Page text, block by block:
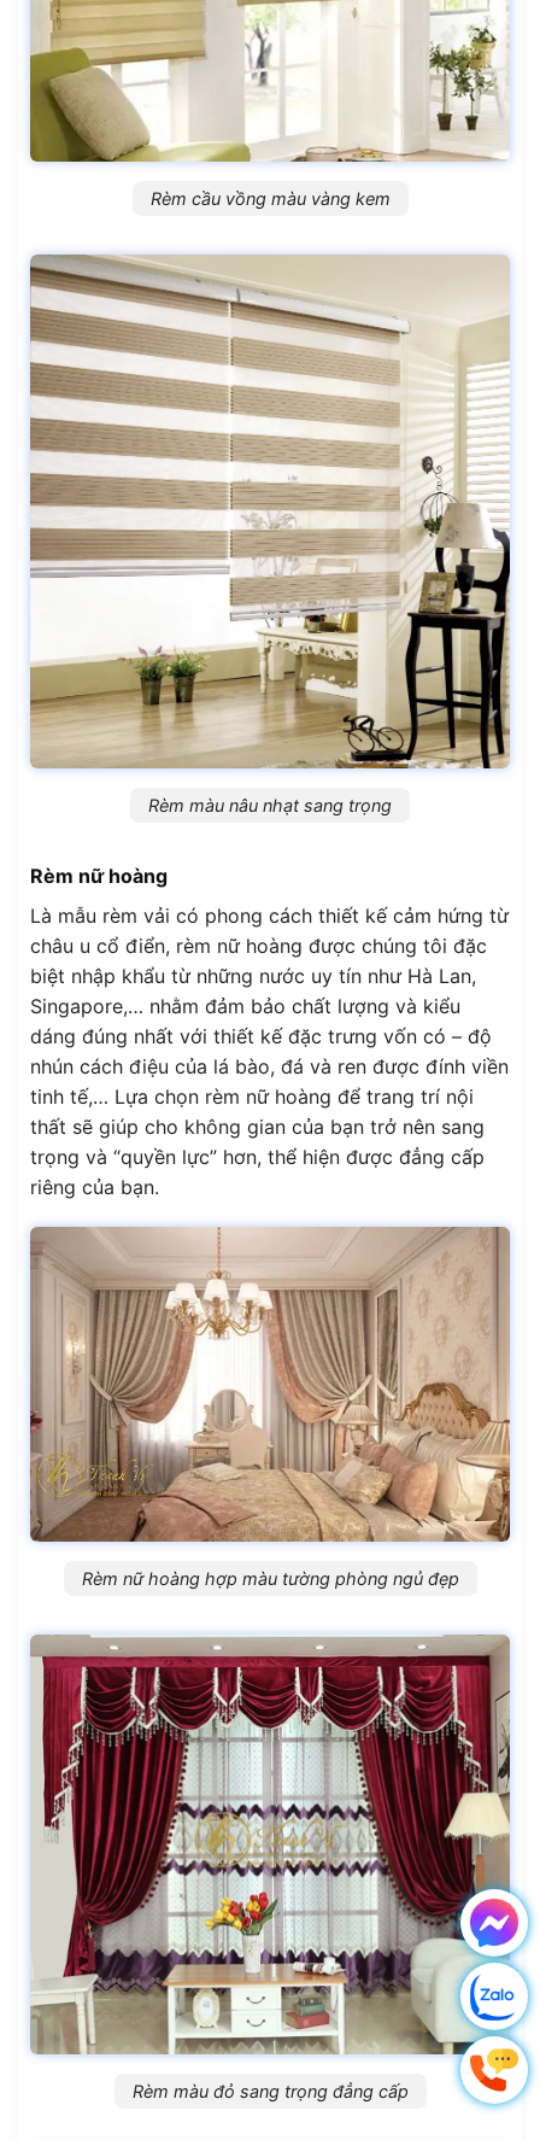
Rèm cầu vồng màu vàng kem
Rèm màu nâu nhạt sang trọng
Rèm nữ hoàng
Là mẫu rèm vải có phong cách thiết kế cảm hứng từ
châu u cổ điển, rèm nữ hoàng được chúng tôi đặc
biệt nhập khẩu từ những nước uy tín như Hà Lan,
Singapore,… nhằm đảm bảo chất lượng và kiểu
dáng đúng nhất với thiết kế đặc trưng vốn có – độ
nhún cách điệu của lá bào, đá và ren được đính viền
tinh tế,… Lựa chọn rèm nữ hoàng để trang trí nội
thất sẽ giúp cho không gian của bạn trở nên sang
trọng và “quyền lực” hơn, thể hiện được đẳng cấp
riêng của bạn.
Rèm nữ hoàng hợp màu tường phòng ngủ đẹp
Rèm màu đỏ sang trọng đẳng cấp